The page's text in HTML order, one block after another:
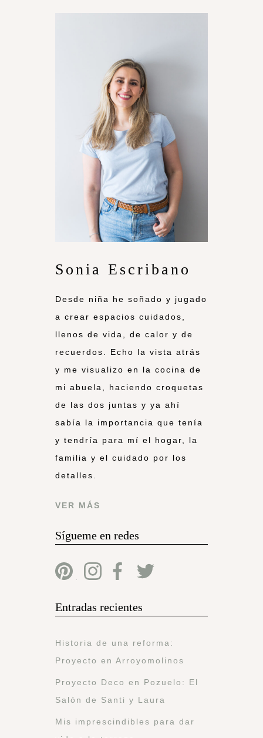
Sonia Escribano
Desde niña he soñado y jugado
a crear espacios cuidados,
llenos de vida, de calor y de
recuerdos. Echo la vista atrás
y me visualizo en la cocina de
mi abuela, haciendo croquetas
de las dos juntas y ya ahí
sabía la importancia que tenía
y tendría para mí el hogar, la
familia y el cuidado por los
detalles.
VER MÁS
Sígueme en redes
Entradas recientes
Historia de una reforma:
Proyecto en Arroyomolinos
Proyecto Deco en Pozuelo: El
Salón de Santi y Laura
Mis imprescindibles para dar